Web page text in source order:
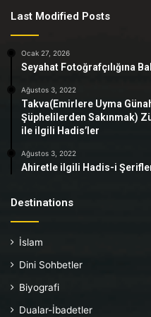
Last Modified Posts
Ocak 27, 2026
Seyahat Fotoğrafçılığına
Ağustos 3, 2022
Takva(Emirlere Uyma
Şüphelilerden Sakınmak)
ile ilgili Hadis’ler
Ağustos 3, 2022
Ahiretle ilgili Hadis-i
Destinations
İslam
Dini Sohbetler
Biyografi
Dualar-İbadetler